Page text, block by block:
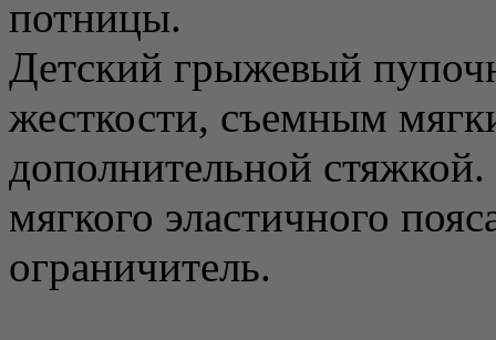
потницы.
Детский грыжевый
жесткости, съемным
дополнительной
мягкого эластичного
ограничитель.